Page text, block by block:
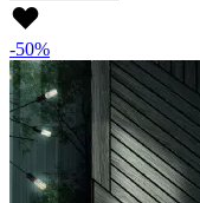
-50%